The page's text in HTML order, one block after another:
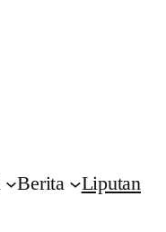
Berita Liputan